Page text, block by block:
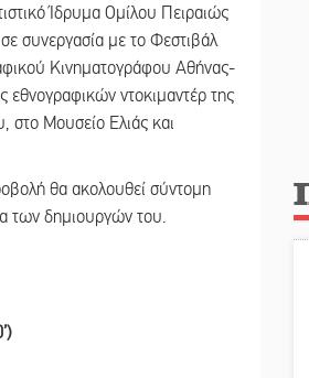
Ίδρυμα Ομίλου Πειραιώς
συνεργασία με το Φεστιβάλ
Κινηματογράφου Αθήνας-
εθνογραφικών ντοκιμαντέρ της
στο Μουσείο Ελιάς και
θα ακολουθεί σύντομη
των δημιουργών του.